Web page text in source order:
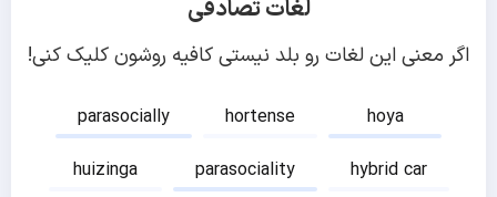
لغات تصادفی
اگر معنی این لغات رو بلد نیستی کافیه روشون کلیک کنی!
parasocially hortense
hoya
huizinga
parasociality
hybrid car